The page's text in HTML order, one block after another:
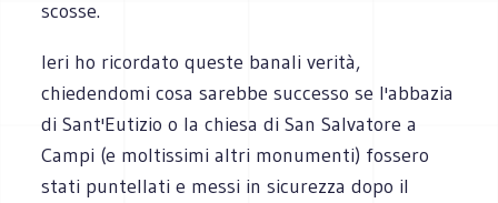
scosse.
Ieri ho ricordato queste banali verità,
chiedendomi cosa sarebbe successo se l'abbazia
di Sant'Eutizio o la chiesa di San Salvatore a
Campi (e moltissimi altri monumenti) fossero
stati puntellati e messi in sicurezza dopo il